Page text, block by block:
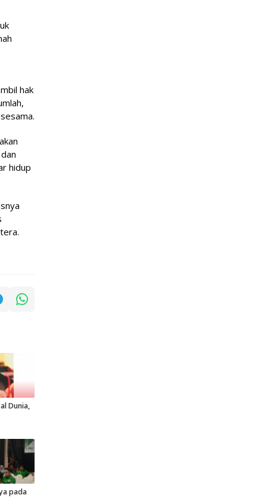
hak
hidup
Dunia,
pada